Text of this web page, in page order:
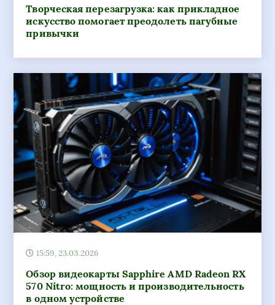
Творческая перезагрузка: как прикладное
искусство помогает преодолеть пагубные
привычки
15:59, 23.03.2026
Обзор видеокарты Sapphire AMD Radeon RX
570 Nitro: мощность и производительность
в одном устройстве